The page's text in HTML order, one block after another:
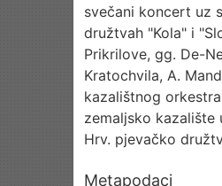
svečani koncert uz
družtvah "Kola" i
Prikrilove, gg. De-
Kratochvila, A.
kazalištnog
zemaljsko kazalište
Hrv. pjevačko
Metapodaci